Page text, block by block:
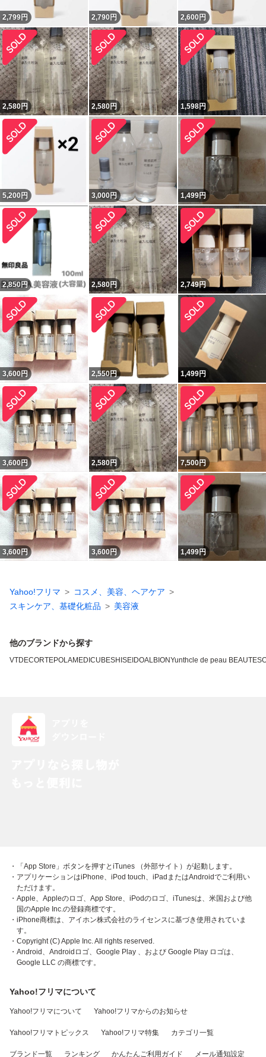
2,799円 2,790 円 2,600 円
2,580円 2,580円 1,598円
5,200 円 3,000円 1,499円
2,850円 2,580円 2,749円
3,600円 2,550円 1,499円
3,600円 2,580円 7,500円
3,600円 3,600円 1,499円
Yahoo!フリマ
コスメ、美容、ヘアケア
スキンケア、基礎化粧品
美容液
他のブランドから探す
VTDECORTEPOLAMEDICUBESHISEIDOALBIONYunthcle de peau BEAUTE
・「App Store」ボタンを押すとiTunes （外部サイト）が起動します。
・アプリケーションはiPhone、iPod touch、iPadまたはAndroidでご利用い
ただけます。
・Apple、Appleのロゴ、App Store、iPodのロゴ、iTunesは、米国および他
国のApple Inc.の登録商標です。
・iPhone商標は、アイホン株式会社のライセンスに基づき使用されていま
す。
・Copyright (C) Apple Inc. All rights reserved.
・Android、Androidロゴ、Google Play 、および Google Play ロゴは、
Google LLC の商標です。
Yahoo!フリマについて
Yahoo!フリマについて Yahoo!フリマからのお知らせ
Yahoo!フリマトピックス Yahoo!フリマ特集 カテゴリ一覧
ブランド一覧 ランキング かんたんご利用ガイド メール通知設定